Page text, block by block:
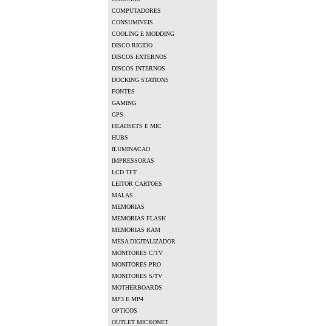
COMPUTADORES
CONSUMIVEIS
COOLING E MODDING
DISCO RIGIDO
DISCOS EXTERNOS
DISCOS INTERNOS
DOCKING STATIONS
FONTES
GAMING
GPS
HEADSETS E MIC
HUBS
ILUMINACAO
IMPRESSORAS
LCD TFT
LEITOR CARTOES
MALAS
MEMORIAS
MEMORIAS FLASH
MEMORIAS RAM
MESA DIGITALIZADOR
MONITORES C/TV
MONITORES PRO
MONITORES S/TV
MOTHERBOARDS
MP3 E MP4
OPTICOS
OUTLET MICRONET